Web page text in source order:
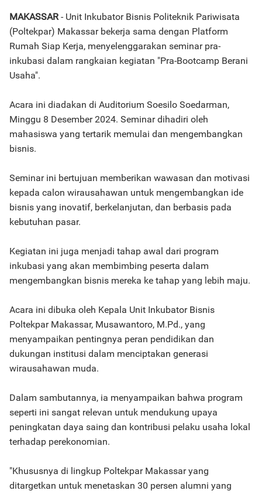
MAKASSAR- Unit Inkubator Bisnis Politeknik Pariwisata
(Poltekpar) Makassar bekerja sama dengan Platform
Rumah Siap Kerja, menyelenggarakan seminar pra-
inkubasi dalam rangkaian kegiatan "Pra-Bootcamp Berani
Usaha".
Acara ini diadakan di Auditorium Soesilo Soedarman,
Minggu 8 Desember 2024. Seminar dihadiri oleh
mahasiswa yang tertarik memulai dan mengembangkan
bisnis.
Seminar ini bertujuan memberikan wawasan dan motivasi
kepada calon wirausahawan untuk mengembangkan ide
bisnis yang inovatif, berkelanjutan, dan berbasis pada
kebutuhan pasar.
Kegiatan ini juga menjadi tahap awal dari program
inkubasi yang akan membimbing peserta dalam
mengembangkan bisnis mereka ke tahap yang lebih maju.
Acara ini dibuka oleh Kepala Unit Inkubator Bisnis
Poltekpar Makassar, Musawantoro, M.Pd., yang
menyampaikan pentingnya peran pendidikan dan
dukungan institusi dalam menciptakan generasi
wirausahawan muda.
Dalam sambutannya, ia menyampaikan bahwa program
seperti ini sangat relevan untuk mendukung upaya
peningkatan daya saing dan kontribusi pelaku usaha lokal
terhadap perekonomian.
"Khususnya di lingkup Poltekpar Makassar yang
ditargetkan untuk menetaskan 30 persen alumni yang